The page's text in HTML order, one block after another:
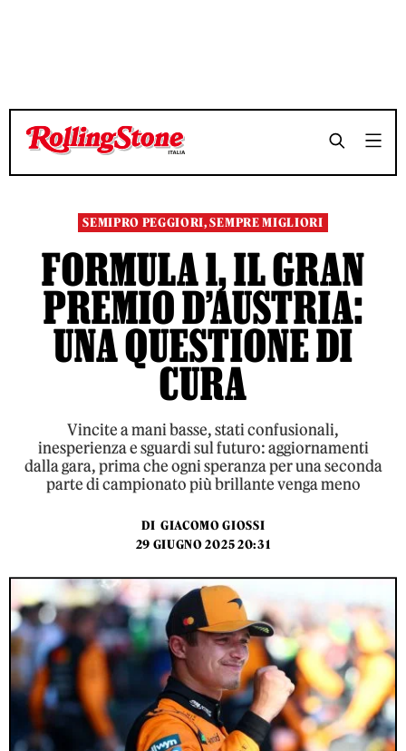
TEMPO DI LETTURA 8 MINUTI
TEMPO DI LETTURA 8 MINUTI
SEMIPRO PEGGIORI, SEMPRE MIGLIORI
FORMULA 1, IL GRAN
PREMIO D’AUSTRIA:
UNA QUESTIONE DI
CURA
Vincite a mani basse, stati confusionali,
inesperienza e sguardi sul futuro: aggiornamenti
dalla gara, prima che ogni speranza per una seconda
parte di campionato più brillante venga meno
DI GIACOMO GIOSSI
29 GIUGNO 2025 20:31